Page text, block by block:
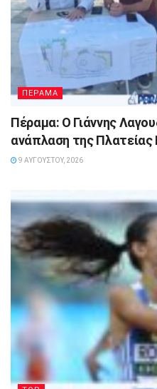
ΠΕΡΑΜΑ
Πέραμα: Ο Γιάννης
ανάπλαση της
9 ΑΥΓΟΎΣΤΟΥ, 2026